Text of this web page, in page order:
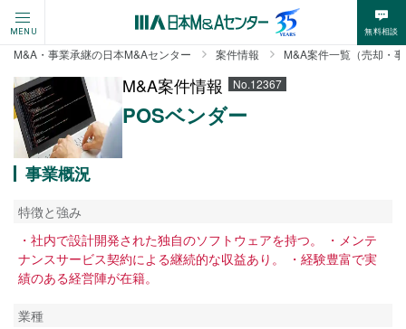
MENU 無料相談
M&A・事業承継の日本M&Aセンター 案件情報 M&A案件一覧（売却・
M&A案件情報 No.12367
POSベンダー
事業概況
特徴と強み
・社内で設計開発された独自のソフトウェアを持つ。 ・メンテ
ナンスサービス契約による継続的な収益あり。 ・経験豊富で実
績のある経営陣が在籍。
業種